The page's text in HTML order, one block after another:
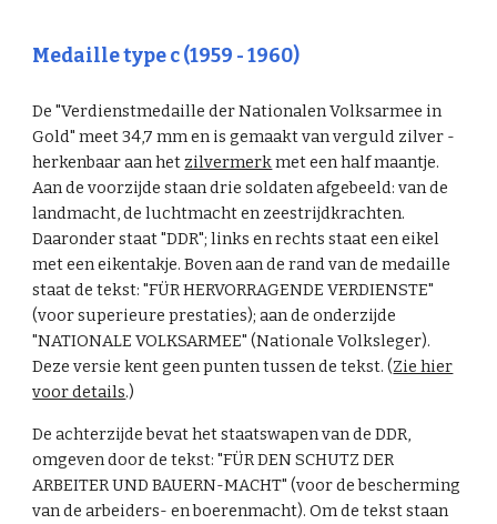
Medaille type c (1959 - 1960)
De "Verdienstmedaille der Nationalen Volksarmee in
Gold" meet 34,7 mm en is gemaakt van verguld zilver -
herkenbaar aan het zilvermerkmet een half maantje.
Aan de voorzijde staan drie soldaten afgebeeld: van de
landmacht, de luchtmacht en zeestrijdkrachten.
Daaronder staat "DDR"; links en rechts staat een eikel
met een eikentakje. Boven aan de rand van de medaille
staat de tekst: "FÜR HERVORRAGENDE VERDIENSTE"
(voor superieure prestaties); aan de onderzijde
"NATIONALE VOLKSARMEE" (Nationale Volksleger).
Deze versie kent geen punten tussen de tekst. (Zie hier
voor details.)
De achterzijde bevat het staatswapen van de DDR,
omgeven door de tekst: "FÜR DEN SCHUTZ DER
ARBEITER UND BAUERN-MACHT" (voor de bescherming
van de arbeiders- en boerenmacht). Om de tekst staan